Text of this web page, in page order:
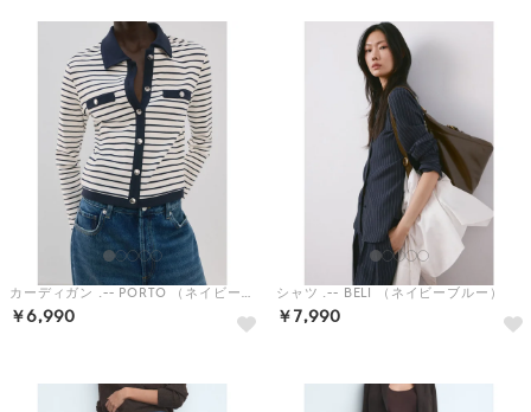
カーディガン .-- PORTO （ネイビーブルー）
￥6,990
シャツ .-- BELI （ネイビーブルー）
￥7,990